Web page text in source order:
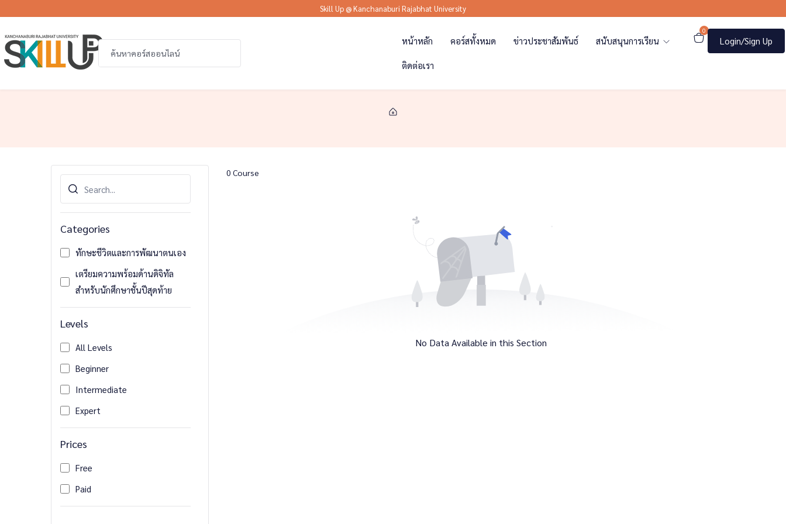
Skill Up @ Kanchanaburi Rajabhat University
หน้าหลัก คอร์สทั้งหมด ข่าวประชาสัมพันธ์ สนับสนุนการเรียน
ติดต่อเรา
0
Login/Sign Up
Categories
ทักษะชีวิตและการพัฒนาตนเอง
เตรียมความพร้อมด้านดิจิทัล
สำหรับนักศึกษาชั้นปีสุดท้าย
Levels
All Levels
Beginner
Intermediate
Expert
Prices
Free
Paid
0 Course
No Data Available in this Section